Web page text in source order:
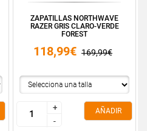
ZAPATILLAS NORTHWAVE
RAZER GRIS CLARO-VERDE
FOREST
118,99€ 169,99€
+
-
+
-
AÑADIR